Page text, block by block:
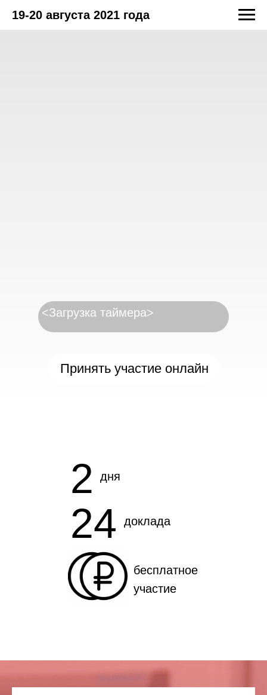
19-20 августа 2021 года
<Загрузка таймера>
Принять участие онлайн
2
24
дня
доклада
бесплатное
участие